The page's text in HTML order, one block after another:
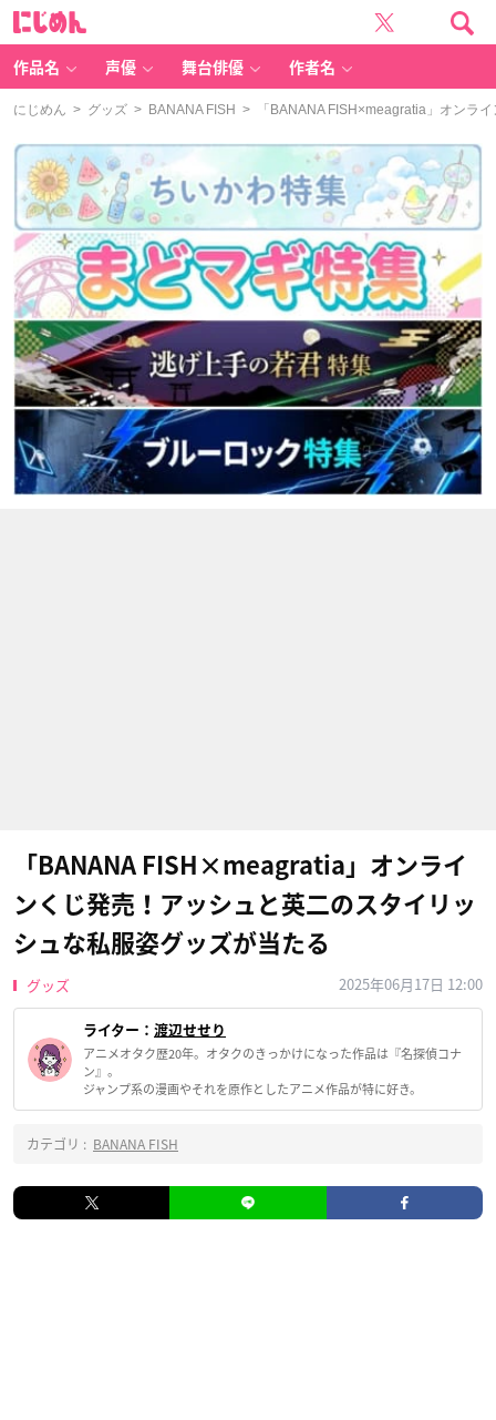
作品名 声優 舞台俳優 作者名
にじめん > グッズ > BANANA FISH > 「BANANA FISH×meagratia」オンラ
「BANANA FISH×meagratia」オンライ
ンくじ発売！アッシュと英二のスタイリッ
シュな私服姿グッズが当たる
グッズ 2025年06月17日 12:00
ライター： 渡辺せせり
アニメオタク歴20年。オタクのきっかけになった作品は『名探偵コナ
ン』。
ジャンプ系の漫画やそれを原作としたアニメ作品が特に好き。
カテゴリ : BANANA FISH